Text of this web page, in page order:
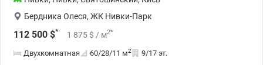
Бердника Олеся, ЖК Нивки-Парк
112 500 $* 1 875 $ / м2*
Двухкомнатная 60/28/11 м2 9/17 эт.